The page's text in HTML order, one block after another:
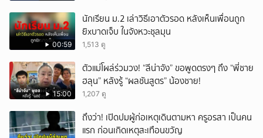
00:59
นักเรียน ม.2 เล่าวิธีเอาตัวรอด หลังเห็นเพื่อนถูก
ยิxบาดเจ็บ ในจังหวะชุลมุน
1,513 ดู
15:00
ตัวแม่โผล่ร่วมวง! “ลีน่าจัง” ขอพูดตรงๆ ถึง “พี่ชาย
ฮลุน” หลังรู้ “ผลชันสูตร” น้องชาย!
1,207 ดู
ถึงว่า! เปิดปมผู้ก่อเหตุเดินตามหา ครูอรสา เป็นคน
แรก ก่อนเกิดเหตุสะเทือนขวัญ